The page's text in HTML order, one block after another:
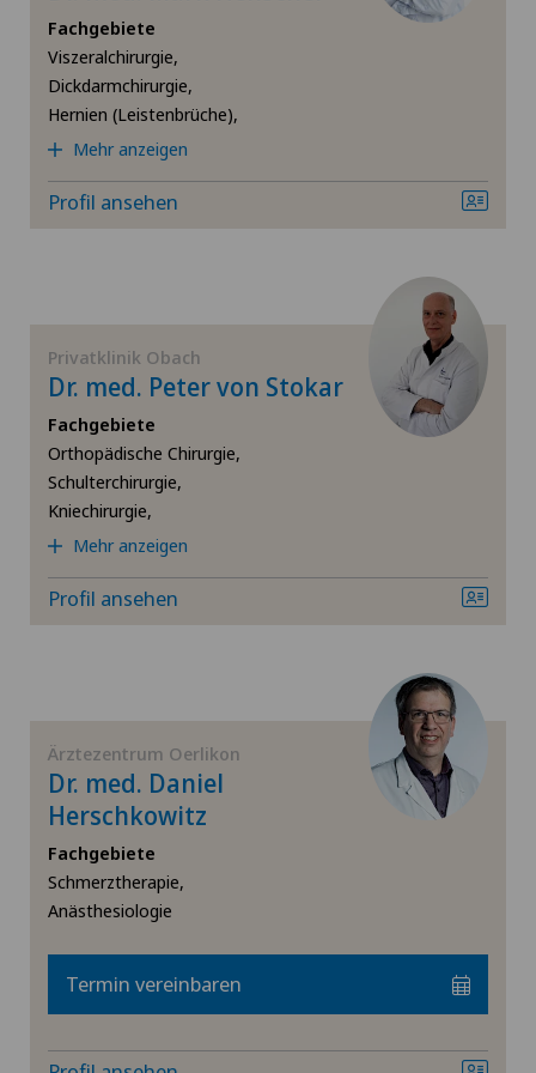
Ellbogenchirurgie
Endokrinologie
Endometriose
Geburtshilfe
Gynäkologie
Gynäkologische Untersuchungen
Hals-Nasen-Ohren-Heilkunde (HNO)
Hüftarthrose
Hüftchirurgie
Hüftimpingement
Hüftprothese
SH
BS
SO
VS
JU
Fachgebiete
Viszeralchirurgie,
Dickdarmchirurgie,
Hernien (Leistenbrüche),
Mehr anzeigen
Profil ansehen
Privatklinik Obach
Dr. med. Peter von Stokar
Fachgebiete
Orthopädische Chirurgie,
Schulterchirurgie,
Kniechirurgie,
Mehr anzeigen
Profil ansehen
Ärztezentrum Oerlikon
Dr. med. Daniel
Herschkowitz
Fachgebiete
Schmerztherapie,
Anästhesiologie
Termin vereinbaren